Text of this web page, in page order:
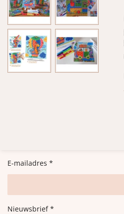
E-mailadres *
Nieuwsbrief *